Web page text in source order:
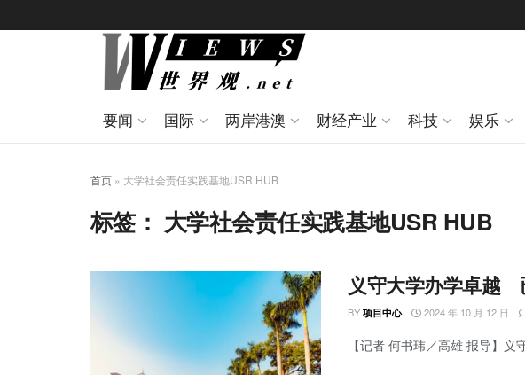
要闻 国际 两岸港澳 财经产业 科技 娱乐
首页 » 大学社会责任实践基地USR HUB
标签： 大学社会责任实践基地USR HUB
义守大学办学卓越
BY 项目中心 2024 年 10 月 12 日
【记者 何书玮／高雄 报导】义